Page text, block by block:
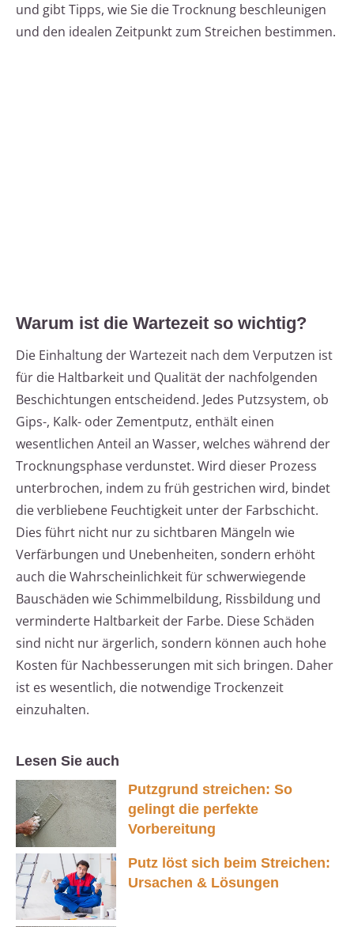
und gibt Tipps, wie Sie die Trocknung beschleunigen
und den idealen Zeitpunkt zum Streichen bestimmen.
Warum ist die Wartezeit so wichtig?
Die Einhaltung der Wartezeit nach dem Verputzen ist
für die Haltbarkeit und Qualität der nachfolgenden
Beschichtungen entscheidend. Jedes Putzsystem, ob
Gips-, Kalk- oder Zementputz, enthält einen
wesentlichen Anteil an Wasser, welches während der
Trocknungsphase verdunstet. Wird dieser Prozess
unterbrochen, indem zu früh gestrichen wird, bindet
die verbliebene Feuchtigkeit unter der Farbschicht.
Dies führt nicht nur zu sichtbaren Mängeln wie
Verfärbungen und Unebenheiten, sondern erhöht
auch die Wahrscheinlichkeit für schwerwiegende
Bauschäden wie Schimmelbildung, Rissbildung und
verminderte Haltbarkeit der Farbe. Diese Schäden
sind nicht nur ärgerlich, sondern können auch hohe
Kosten für Nachbesserungen mit sich bringen. Daher
ist es wesentlich, die notwendige Trockenzeit
einzuhalten.
Lesen Sie auch
Putzgrund streichen: So
gelingt die perfekte
Vorbereitung
Putz löst sich beim Streichen:
Ursachen & Lösungen